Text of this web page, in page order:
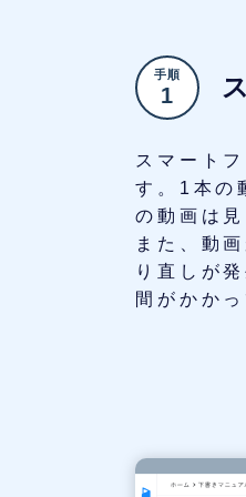
手順
1
スマート
す。1本の
の動画は
また、動
り直しが
間がかか